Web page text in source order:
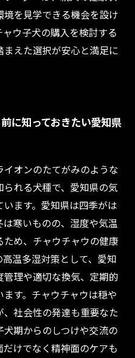
を見学できる機会を設け
ウ子犬の購入を検討する
えた選択が安心と満足に
に知っておきたい愛知県
オンのたてがみのような
れる犬種で、愛知県の気
ます。愛知県は四季がは
寒いものの、湿度や気温
め、チャウチャウの健康
温多湿対策として、愛知
理や適切な換気、定期的
す。チャウチャウは穏や
社会性の発達も重要なた
期からのしつけや交流の
けでなく精神面のケアも